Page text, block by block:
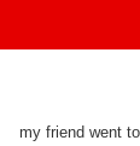
my friend went